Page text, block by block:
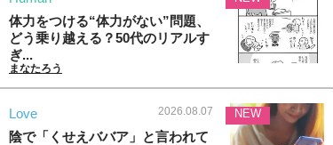
体力をつける“体力がない”問題、
どう乗り越える？50代のリアルす
ぎ...
まなたろう
Love 2026.08.07
陰で「くせえババア」と言われて
NEW